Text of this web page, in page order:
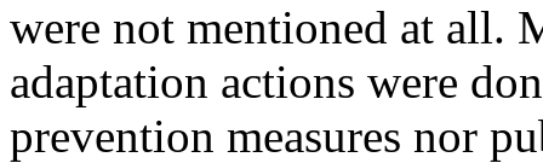
were not mentioned at all.
adaptation actions were
prevention measures nor